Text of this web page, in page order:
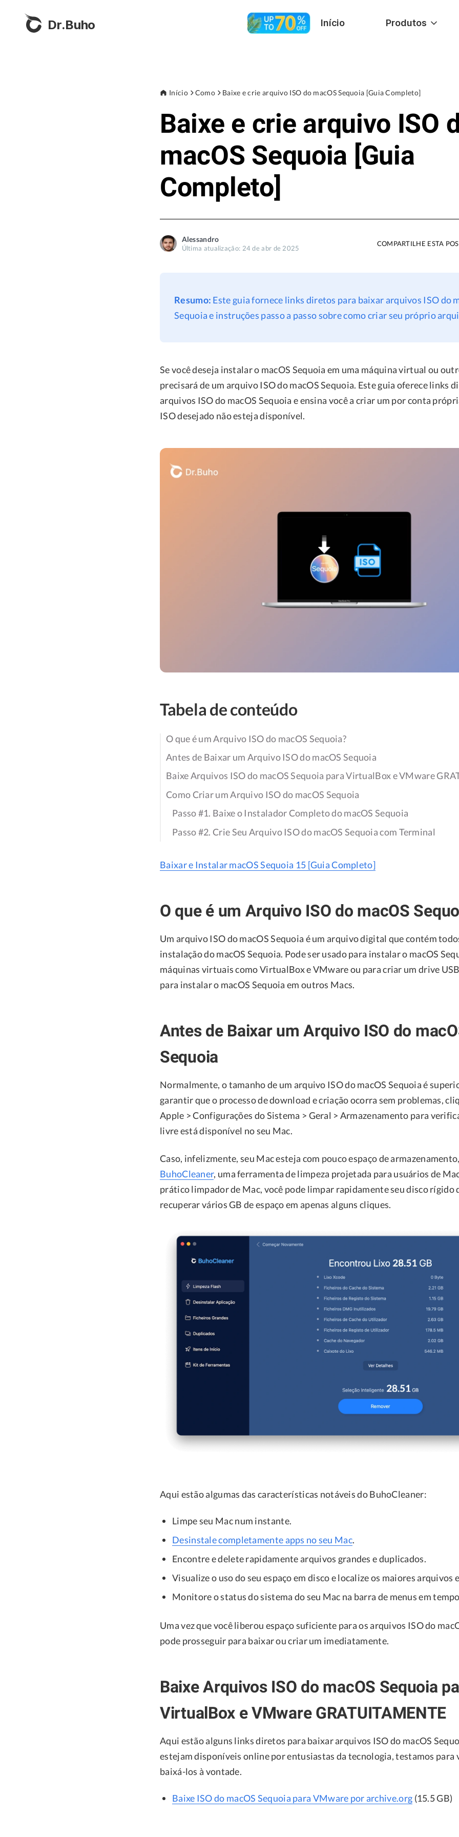
Dr.Buho Início Produtos
Início Como Baixe e crie arquivo ISO do macOS Sequoia [Guia Completo]
Baixe e crie arquivo ISO
macOS Sequoia [Guia
Completo]
Alessandro
Última atualização: 24 de abr de 2025
COMPARTILHE ESTA
Resumo: Este guia fornece links diretos para baixar arquivos ISO do
Sequoia e instruções passo a passo sobre como criar seu próprio
Se você deseja instalar o macOS Sequoia em uma máquina virtual ou
precisará de um arquivo ISO do macOS Sequoia. Este guia oferece links
arquivos ISO do macOS Sequoia e ensina você a criar um por conta
ISO desejado não esteja disponível.
Tabela de conteúdo
O que é um Arquivo ISO do macOS Sequoia?
Antes de Baixar um Arquivo ISO do macOS Sequoia
Baixe Arquivos ISO do macOS Sequoia para VirtualBox e VMware
Como Criar um Arquivo ISO do macOS Sequoia
Passo #1. Baixe o Instalador Completo do macOS Sequoia
Passo #2. Crie Seu Arquivo ISO do macOS Sequoia com Terminal
Baixar e Instalar macOS Sequoia 15 [Guia Completo]
O que é um Arquivo ISO do macOS
Um arquivo ISO do macOS Sequoia é um arquivo digital que contém
instalação do macOS Sequoia. Pode ser usado para instalar o macOS
máquinas virtuais como VirtualBox e VMware ou para criar um drive
para instalar o macOS Sequoia em outros Macs.
Antes de Baixar um Arquivo ISO do
Sequoia
Normalmente, o tamanho de um arquivo ISO do macOS Sequoia é
garantir que o processo de download e criação ocorra sem problemas,
Apple > Configurações do Sistema > Geral > Armazenamento para
livre está disponível no seu Mac.
Caso, infelizmente, seu Mac esteja com pouco espaço de
BuhoCleaner, uma ferramenta de limpeza projetada para usuários de
prático limpador de Mac, você pode limpar rapidamente seu disco rígido
recuperar vários GB de espaço em apenas alguns cliques.
Aqui estão algumas das características notáveis do BuhoCleaner:
Limpe seu Mac num instante.
Desinstale completamente apps no seu Mac.
Encontre e delete rapidamente arquivos grandes e duplicados.
Visualize o uso do seu espaço em disco e localize os maiores arquivos
Monitore o status do sistema do seu Mac na barra de menus em
Uma vez que você liberou espaço suficiente para os arquivos ISO do
pode prosseguir para baixar ou criar um imediatamente.
Baixe Arquivos ISO do macOS Sequoia
VirtualBox e VMware GRATUITAMENTE
Aqui estão alguns links diretos para baixar arquivos ISO do macOS
estejam disponíveis online por entusiastas da tecnologia, testamos para
baixá-los à vontade.
Baixe ISO do macOS Sequoia para VMware por archive.org (15.5 GB)